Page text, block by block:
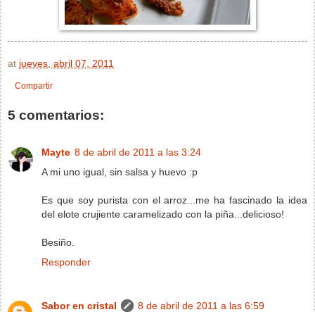
at jueves, abril 07, 2011
Compartir
5 comentarios:
Mayte 8 de abril de 2011 a las 3:24
A mi uno igual, sin salsa y huevo :p
Es que soy purista con el arroz...me ha fascinado la idea
del elote crujiente caramelizado con la piña...delicioso!
Besiño.
Responder
Sabor en cristal
8 de abril de 2011 a las 6:59